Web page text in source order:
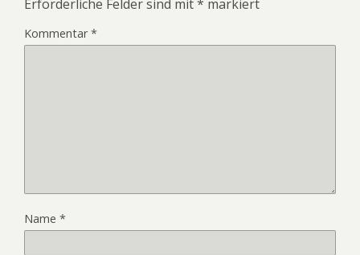
Erforderliche Felder sind mit* markiert
Kommentar*
Name *